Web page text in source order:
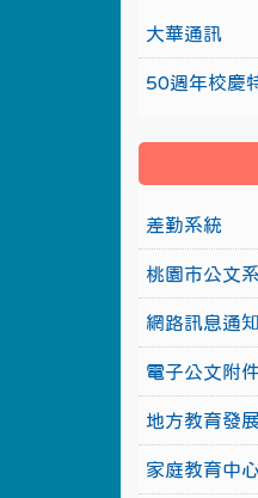
大華通訊
50週年校慶
差勤系統
桃園市公文
網路訊息通
電子公文附
地方教育發
家庭教育中心